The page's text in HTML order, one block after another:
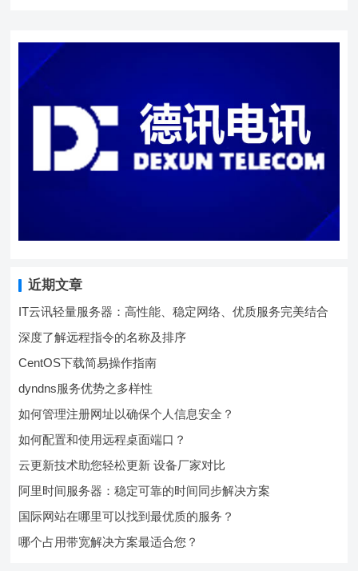
近期文章
IT云讯轻量服务器：高性能、稳定网络、优质服务完美结合
深度了解远程指令的名称及排序
CentOS下载简易操作指南
dyndns服务优势之多样性
如何管理注册网址以确保个人信息安全？
如何配置和使用远程桌面端口？
云更新技术助您轻松更新 设备厂家对比
阿里时间服务器：稳定可靠的时间同步解决方案
国际网站在哪里可以找到最优质的服务？
哪个占用带宽解决方案最适合您？